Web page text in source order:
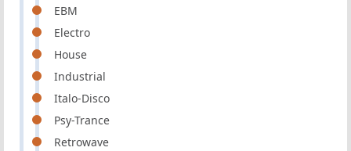
EBM
Electro
House
Industrial
Italo-Disco
Psy-Trance
Retrowave